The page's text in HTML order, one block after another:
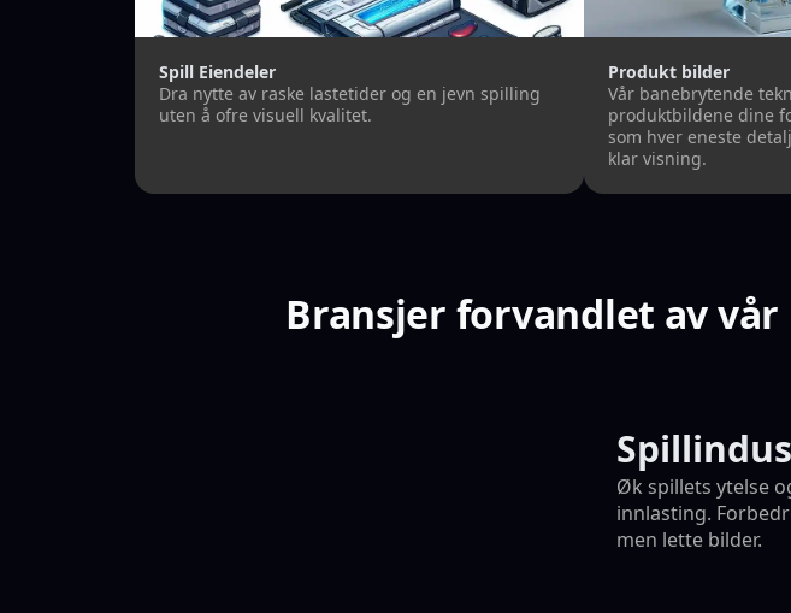
Spill Eiendeler
Dra nytte av raske lastetider og en jevn spilling
uten å ofre visuell kvalitet.
Produkt bilder
Vår banebrytende
produktbildene dine
som hver eneste
klar visning.
Bransjer forvandlet av
Øk spillets ytelse
innlasting.
men lette bilder.